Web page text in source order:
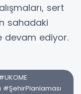
sert
sahadaki
devam ediyor.